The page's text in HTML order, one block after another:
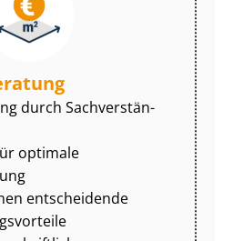
durch Sach­ver­stän­
optimale
entscheidende